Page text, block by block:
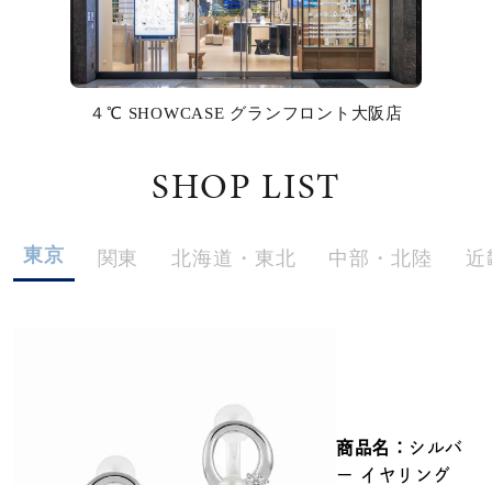
ファッションテイスト
着用シーン
在庫ありのみ すべて表示
４℃ SHOWCASE グランフロント大阪店
SHOP LIST
東京 関東 北海道・東北 中部・北陸 近
商品名： シルバ
ー イヤリング